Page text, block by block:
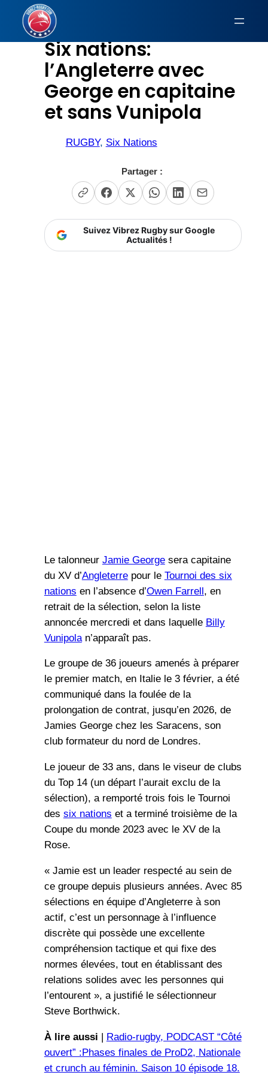
Aller
contenu Six nations:
l’Angleterre avec
George en capitaine
et sans Vunipola
RUGBY, Six Nations
Partager :
Suivez Vibrez Rugby sur Google
Actualités !
Le talonneur Jamie Georgesera capitaine
du XV d’Angleterrepour le Tournoi des six
nations en l’absence d’Owen Farrell, en
retrait de la sélection, selon la liste
annoncée mercredi et dans laquelle Billy
Vunipolan’apparaît pas.
Le groupe de 36 joueurs amenés à préparer
le premier match, en Italie le 3 février, a été
communiqué dans la foulée de la
prolongation de contrat, jusqu’en 2026, de
Jamies George chez les Saracens, son
club formateur du nord de Londres.
Le joueur de 33 ans, dans le viseur de clubs
du Top 14 (un départ l’aurait exclu de la
sélection), a remporté trois fois le Tournoi
des six nations et a terminé troisième de la
Coupe du monde 2023 avec le XV de la
Rose.
« Jamie est un leader respecté au sein de
ce groupe depuis plusieurs années. Avec 85
sélections en équipe d’Angleterre à son
actif, c’est un personnage à l’influence
discrète qui possède une excellente
compréhension tactique et qui fixe des
normes élevées, tout en établissant des
relations solides avec les personnes qui
l’entourent », a justifié le sélectionneur
Steve Borthwick.
À lire aussi | Radio-rugby, PODCAST “Côté
ouvert” :Phases finales de ProD2, Nationale
et crunch au féminin. Saison 10 épisode 18.